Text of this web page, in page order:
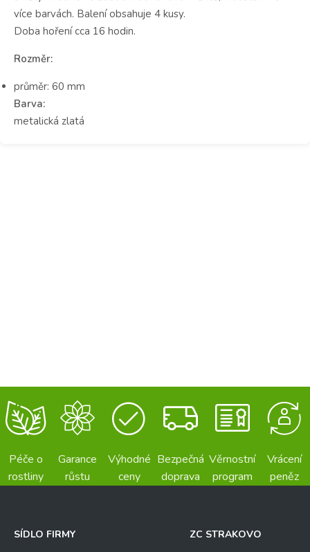
více barvách. Balení obsahuje 4 kusy.
Doba hoření cca 16 hodin.
Rozměr:
průměr: 60 mm
Barva:
metalická zlatá
Péče o
rostliny
Garance
růstu
Výhodné
ceny
Bezpečná
doprava
Věrnostní
program
Vrácení
peněz
SÍDLO FIRMY
ZC STRAKOVO